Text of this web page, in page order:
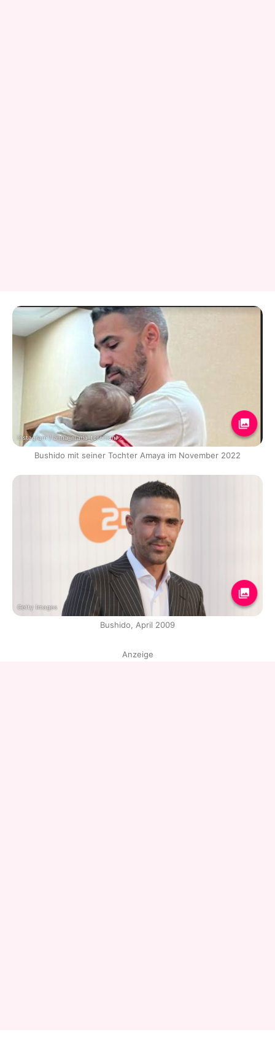
Instagram / anna_maria_ferchichi
Bushido mit seiner Tochter Amaya im November 2022
Getty Images
Bushido, April 2009
Anzeige